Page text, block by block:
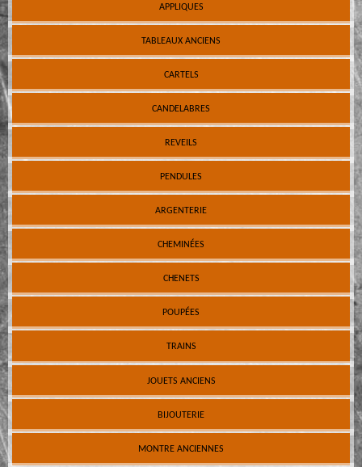
APPLIQUES
TABLEAUX ANCIENS
CARTELS
CANDELABRES
REVEILS
PENDULES
ARGENTERIE
CHEMINÉES
CHENETS
POUPÉES
TRAINS
JOUETS ANCIENS
BIJOUTERIE
MONTRE ANCIENNES